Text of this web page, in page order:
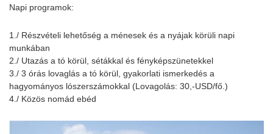
Napi programok:
1./ Részvételi lehetőség a ménesek és a nyájak körüli napi
munkában
2./ Utazás a tó körül, sétákkal és fényképszünetekkel
3./ 3 órás lovaglás a tó körül, gyakorlati ismerkedés a
hagyományos lószerszámokkal (Lovagolás: 30,-USD/fő.)
4./ Közös nomád ebéd